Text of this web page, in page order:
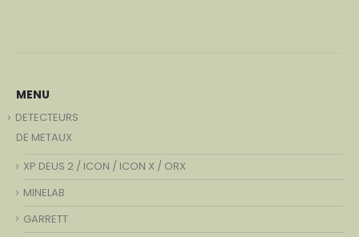
MENU
DETECTEURS
DE METAUX
XP DEUS 2 / ICON / ICON X / ORX
MINELAB
GARRETT